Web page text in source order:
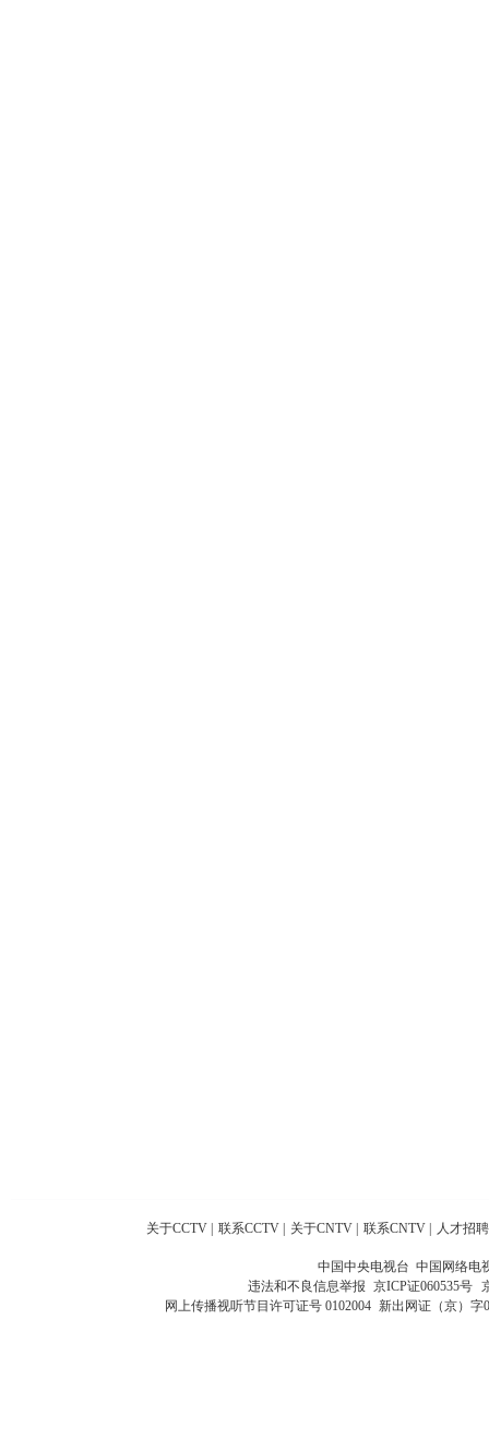
关于CCTV 联系CCTV 关于CNTV 联系CNTV 人才招聘
中国中央电视台 中国网络电
违法和不良信息举报 京ICP证060535号
网上传播视听节目许可证号 0102004 新出网证（京）